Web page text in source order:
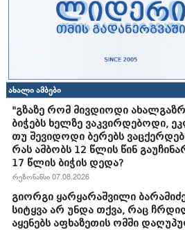
ახალი ამბები
"გზაზე რომ მივდიოდი
ბიჭებს ხელზე ვაკვირდებოდი,
თუ შევიდოდი ბერებს
რას ამბობს 12 წლის წინ
17 წლის ბიჭის დედა?
რეზონანსი 07.08.2026
გიორგი ყარყარაშვილი
სიტყვა არ უნდა თქვა, რაც
აყენებს აფხაზეთის ომში